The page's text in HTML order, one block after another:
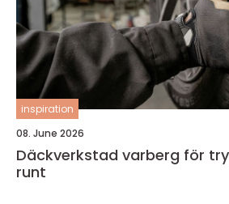
inspiration
08. June 2026
Däckverkstad varberg för
runt